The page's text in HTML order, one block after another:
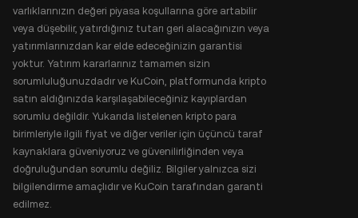
varlıklarınızın değeri piyasa koşullarına göre artabilir
veya düşebilir, yatırdığınız tutarı geri alacağınızın veya
yatırımlarınızdan kar elde edeceğinizin garantisi
yoktur. Yatırım kararlarınız tamamen sizin
sorumluluğunuzdadır ve KuCoin, platformunda kripto
satın aldığınızda karşılaşabileceğiniz kayıplardan
sorumlu değildir. Yukarıda listelenen kripto para
birimleriyle ilgili fiyat ve diğer veriler için üçüncü taraf
kaynaklara güveniyoruz ve güvenilirliğinden veya
doğruluğundan sorumlu değiliz. Bilgiler yalnızca sizi
bilgilendirme amaçlıdır ve KuCoin tarafından garanti
edilmez.